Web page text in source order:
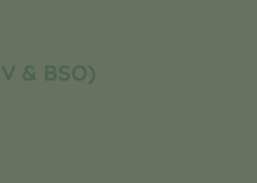
& BSO)